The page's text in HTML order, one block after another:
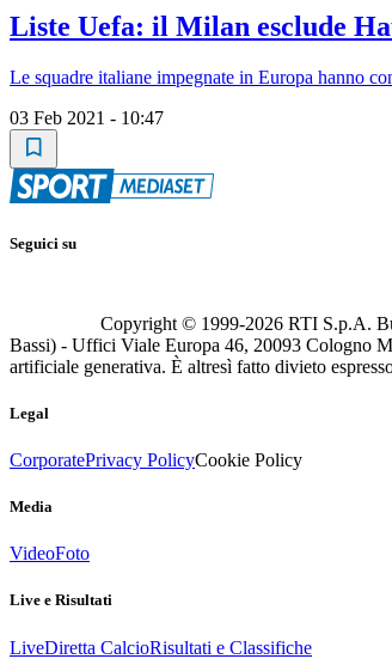
Liste Uefa: il Milan esclude
Le squadre italiane impegnate in Europa hanno
03 Feb 2021 - 10:47
Seguici su
Copyright © 1999-2026 RTI S.p.A.
Bassi) - Uffici Viale Europa 46, 20093 Cologno
artificiale generativa. È altresì fatto divieto
Legal
CorporatePrivacy PolicyCookie Policy
Media
VideoFoto
Live e Risultati
LiveDiretta CalcioRisultati e Classifiche